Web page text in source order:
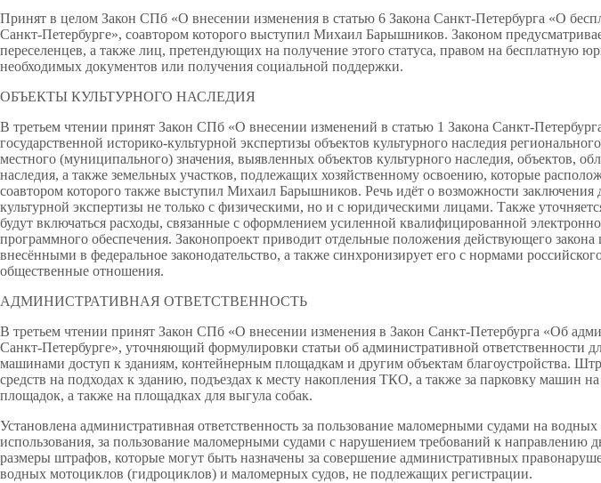
Принят в целом Закон СПб «О внесении изменения в статью 6 Закона Санкт‑Петербурга «О
Санкт‑Петербурге», соавтором которого выступил Михаил Барышников. Законом
переселенцев, а также лиц, претендующих на получение этого статуса, правом на бесплатную
необходимых документов или получения социальной поддержки.
ОБЪЕКТЫ КУЛЬТУРНОГО НАСЛЕДИЯ
В третьем чтении принят Закон СПб «О внесении изменений в статью 1 Закона
государственной историко-культурной экспертизы объектов культурного наследия
местного (муниципального) значения, выявленных объектов культурного наследия, объектов,
наследия, а также земельных участков, подлежащих хозяйственному освоению, которые
соавтором которого также выступил Михаил Барышников. Речь идёт о возможности заключения
культурной экспертизы не только с физическими, но и с юридическими лицами. Также
будут включаться расходы, связанные с оформлением усиленной квалифицированной
программного обеспечения. Законопроект приводит отдельные положения действующего закона
внесёнными в федеральное законодательство, а также синхронизирует его с нормами
общественные отношения.
АДМИНИСТРАТИВНАЯ ОТВЕТСТВЕННОСТЬ
В третьем чтении принят Закон СПб «О внесении изменения в Закон Санкт‑Петербурга «Об
Санкт‑Петербурге», уточняющий формулировки статьи об административной ответственности
машинами доступ к зданиям, контейнерным площадкам и другим объектам благоустройства.
средств на подходах к зданию, подъездах к месту накопления ТКО, а также за парковку машин
площадок, а также на площадках для выгула собак.
Установлена административная ответственность за пользование маломерными судами на
использования, за пользование маломерными судами с нарушением требований к
размеры штрафов, которые могут быть назначены за совершение административных
водных мотоциклов (гидроциклов) и маломерных судов, не подлежащих регистрации.